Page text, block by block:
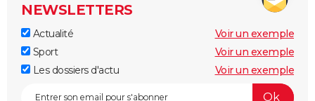
NEWSLETTERS
Actualité
Voir un exemple
Sport
Voir un exemple
Les dossiers d'actu
Voir un exemple